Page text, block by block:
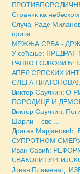
Страник ка
Случај Раде
прича...
МРЖЊА СРБА -
У сећање:
РАНКО ГОЈКОВИЋ:
АПЕЛ СРПСКИХ
ОЛЕГА ПЛАТОНОВА!...
Виктор Саулкин:
ПОРОДИЦЕ И
Виктор Саулкин:
Шарли – све ...
Драган
СУПРОТНОМ СМЕРУ
Иван Савић:
Јован Пламенац: